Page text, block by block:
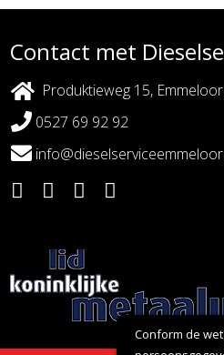
Conform de
Contact met
Produktieweg 15,
0527 69 92 92